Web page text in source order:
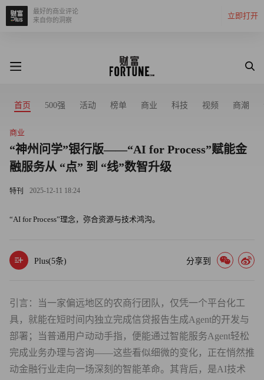
立即打开
最好的商业评论
来自你的洞察
首页 500强 活动 榜单 商业 科技 视频 商潮
商业
“神州问学”银行版——“AI for Process”赋能金
融服务从 “点” 到 “线”数智升级
特刊 2025-12-11 18:24
“AI for Process”理念，弥合资源与技术鸿沟。
Plus(5条) 分享到
引言：当一家偏远地区的农商行团队，仅凭一个平台化工
具，就能在短时间内独立完成信贷报告生成Agent的开发与
部署；当普通用户动动手指，便能通过智能服务Agent轻松
完成业务办理与咨询——这些看似细微的变化，正在悄然推
动金融行业走向一场深刻的智能革命。其背后，是AI技术